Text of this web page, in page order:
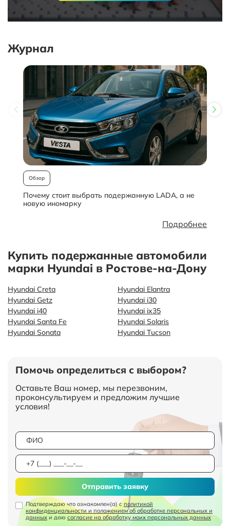
Журнал
Обзор
Почему стоит выбрать подержанную LADA, а не
новую иномарку
Подробнее
Купить подержанные автомобили
марки Hyundai в Ростове-на-Дону
Hyundai Creta
Hyundai Elantra
Hyundai Getz
Hyundai i30
Hyundai i40
Hyundai ix35
Hyundai Santa Fe
Hyundai Solaris
Hyundai Sonata
Hyundai Tucson
Помочь определиться с выбором?
Оставьте Ваш номер, мы перезвоним,
проконсультируем и предложим лучшие
условия!
Подтверждаю что ознакомлен(а) сполитикой
конфиденциальности и положением об обработке персональных и
данных и даю согласие на обработку моих персональных данных
Отправить заявку